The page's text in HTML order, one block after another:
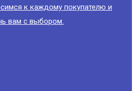
к каждому покупателю и
вам с выбором.